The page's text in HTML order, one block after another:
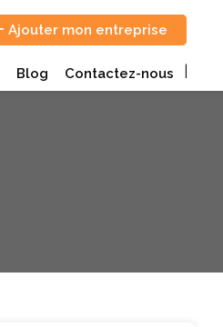
Ajouter mon entreprise
Blog Contactez-nous